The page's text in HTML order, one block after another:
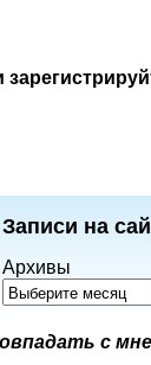
Записи на
Архивы
с